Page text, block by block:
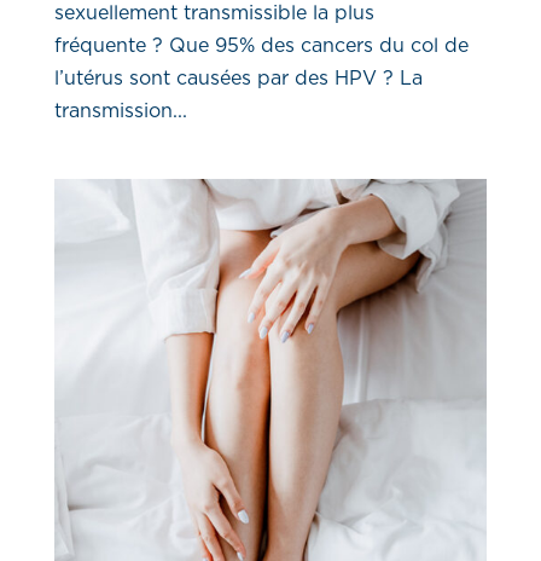
sexuellement transmissible la plus
fréquente ? Que 95% des cancers du col de
l’utérus sont causées par des HPV ? La
transmission...